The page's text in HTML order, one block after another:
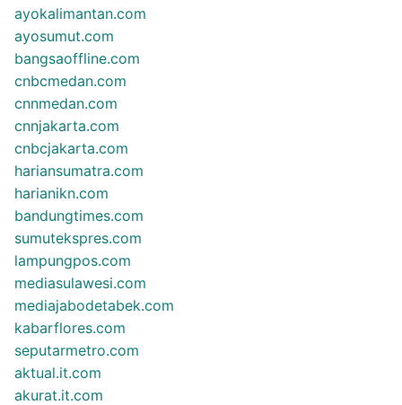
ayokalimantan.com
ayosumut.com
bangsaoffline.com
cnbcmedan.com
cnnmedan.com
cnnjakarta.com
cnbcjakarta.com
hariansumatra.com
harianikn.com
bandungtimes.com
sumutekspres.com
lampungpos.com
mediasulawesi.com
mediajabodetabek.com
kabarflores.com
seputarmetro.com
aktual.it.com
akurat.it.com